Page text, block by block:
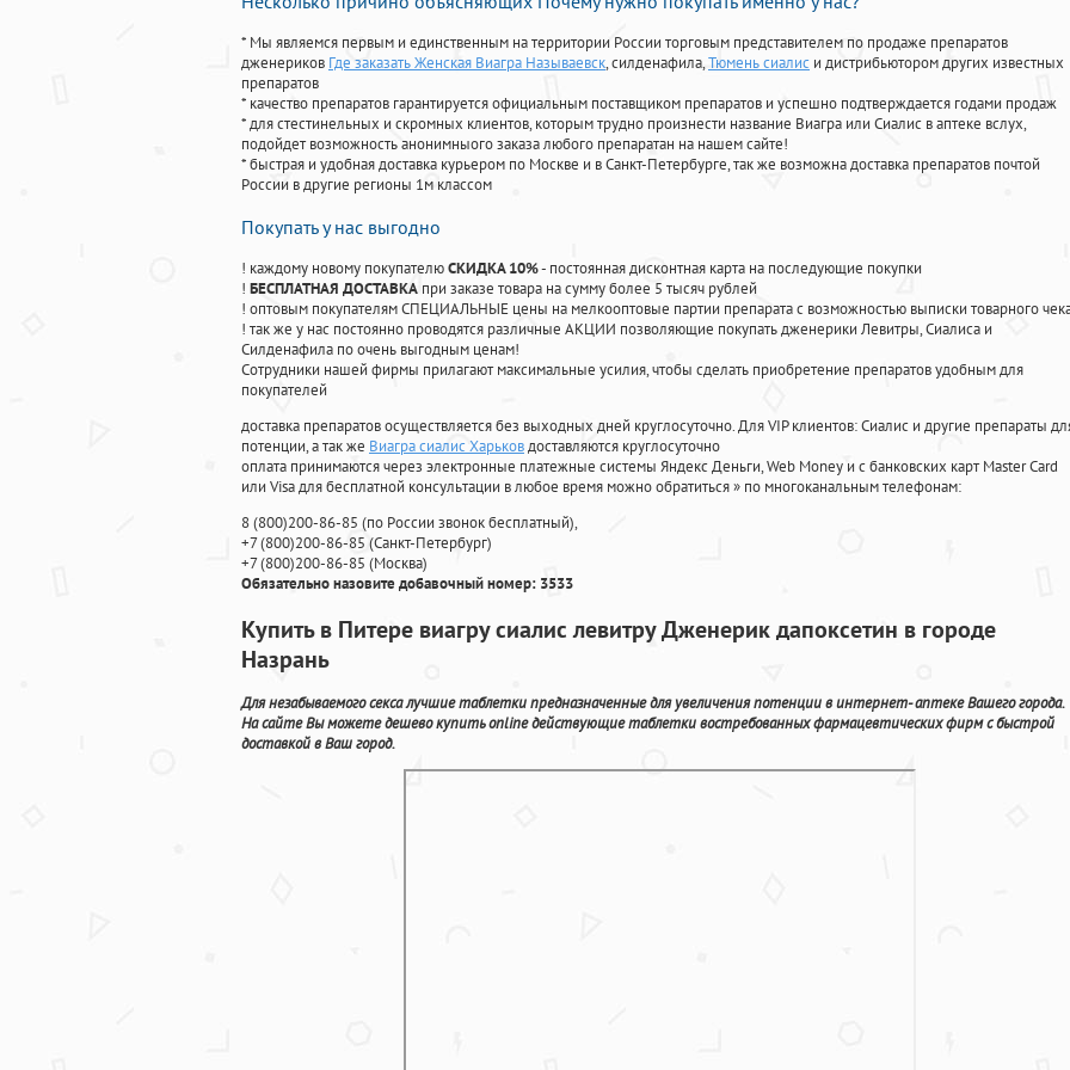
* Мы являемся первым и единственным на территории России торговым представителем по продаже препаратов
дженериков Где заказать Женская Виагра Называевск, силденафила,Тюмень сиалис и дистрибьютором других известных
препаратов
* качество препаратов гарантируется официальным поставщиком препаратов и успешно подтверждается годами продаж
* для стестинельных и скромных клиентов, которым трудно произнести название Виагра или Сиалис в аптеке вслух,
подойдет возможность анонимныого заказа любого препаратан на нашем сайте!
* быстрая и удобная доставка курьером по Москве и в Санкт-Петербурге, так же возможна доставка препаратов почтой
России в другие регионы 1м классом
Покупать у нас выгодно
! каждому новому покупателюСКИДКА 10%- постоянная дисконтная карта на последующие покупки
! БЕСПЛАТНАЯ ДОСТАВКА при заказе товара на сумму более 5 тысяч рублей
! оптовым покупателям СПЕЦИАЛЬНЫЕ цены на мелкооптовые партии препарата с возможностью выписки товарного
! так же у нас постоянно проводятся различные АКЦИИ позволяющие покупать дженерики Левитры, Сиалиса и
Силденафила по очень выгодным ценам!
Cотрудники нашей фирмы прилагают максимальные усилия, чтобы сделать приобретение препаратов удобным для
покупателей
доставка препаратов осуществляется без выходных дней круглосуточно. Для VIP клиентов: Сиалис и другие препараты
потенции, а так же Виагра сиалис Харьковдоставляются круглосуточно
оплата принимаются через электронные платежные системы Яндекс Деньги, Web Money и с банковских карт Master Card
или Visa для бесплатной консультации в любое время можно обратиться» по многоканальным телефонам:
8(800)200-86-85 (по России звонок бесплатный),
+7(800)200-86-85 (Санкт-Петербург)
+7(800)200-86-85 (Москва)
Обязательно назовите добавочный номер: 3533
Купить в Питере виагру сиалис левитру Дженерик дапоксетин в городе
Назрань
Для незабываемого секса лучшие таблетки предназначенные для увеличения потенции в интернет- аптеке Вашего города.
На сайте Вы можете дешево купить online действующие таблетки востребованных фармацевтических фирм с быстрой
доставкой в Ваш город.